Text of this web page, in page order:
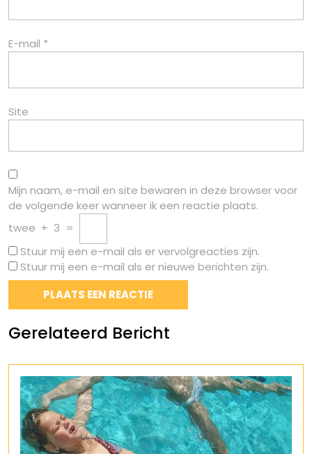
E-mail *
Site
Mijn naam, e-mail en site bewaren in deze browser voor
de volgende keer wanneer ik een reactie plaats.
twee + 3 =
Stuur mij een e-mail als er vervolgreacties zijn.
Stuur mij een e-mail als er nieuwe berichten zijn.
Gerelateerd Bericht